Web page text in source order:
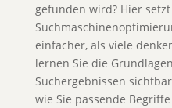
gefunden wird? Hier setzt
einfacher, als viele
lernen Sie die
Suchergebnissen
wie Sie passende